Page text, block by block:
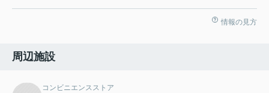
情報の見方
周辺施設
コンビニエンスストア